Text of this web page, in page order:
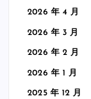
2026 年 4 月
2026 年 3 月
2026 年 2 月
2026 年 1 月
2025 年 12 月